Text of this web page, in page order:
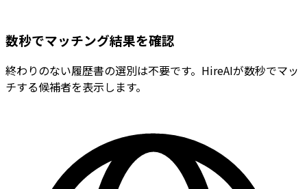
数秒でマッチング結果を確認
終わりのない履歴書の選別は不要です。HireAIが数秒でマッ
チする候補者を表示します。